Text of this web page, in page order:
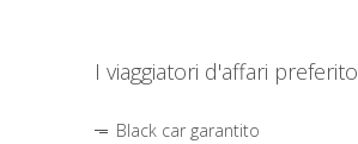
I viaggiatori d'affari preferito
Black car garantito